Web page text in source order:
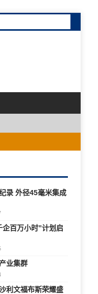
录 外径45毫米集成
百万小时”计划启
业集群
利文福布斯荣耀盛